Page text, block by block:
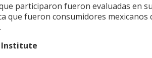
participaron fueron evaluadas en
que fueron consumidores mexicanos
Institute